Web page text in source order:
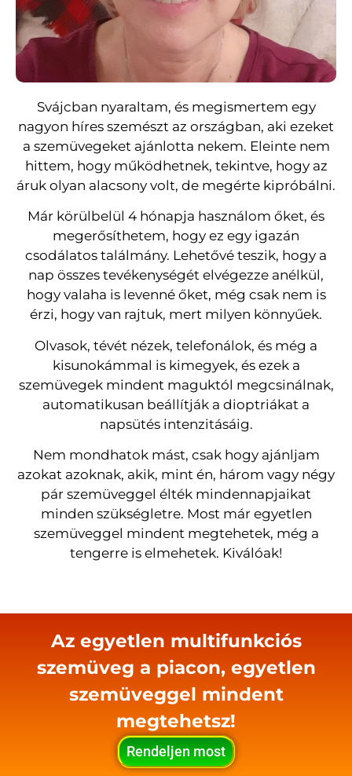
Svájcban nyaraltam, és megismertem egy
nagyon híres szemészt az országban, aki ezeket
a szemüvegeket ajánlotta nekem. Eleinte nem
hittem, hogy működhetnek, tekintve, hogy az
áruk olyan alacsony volt, de megérte kipróbálni.
Már körülbelül 4 hónapja használom őket, és
megerősíthetem, hogy ez egy igazán
csodálatos találmány. Lehetővé teszik, hogy a
nap összes tevékenységét elvégezze anélkül,
hogy valaha is levenné őket, még csak nem is
érzi, hogy van rajtuk, mert milyen könnyűek.
Olvasok, tévét nézek, telefonálok, és még a
kisunokámmal is kimegyek, és ezek a
szemüvegek mindent maguktól megcsinálnak,
automatikusan beállítják a dioptriákat a
napsütés intenzitásáig.
Nem mondhatok mást, csak hogy ajánljam
azokat azoknak, akik, mint én, három vagy négy
pár szemüveggel élték mindennapjaikat
minden szükségletre. Most már egyetlen
szemüveggel mindent megtehetek, még a
tengerre is elmehetek. Kiválóak!
Az egyetlen multifunkciós
szemüveg a piacon, egyetlen
szemüveggel mindent
megtehetsz!
Rendeljen most